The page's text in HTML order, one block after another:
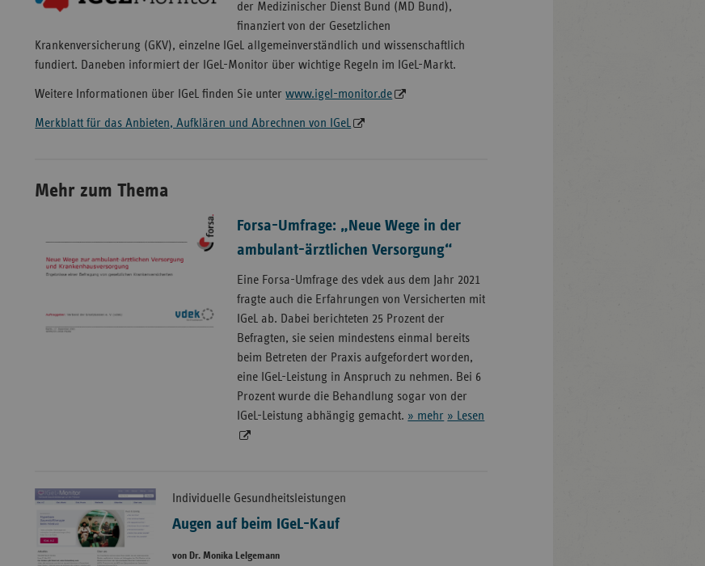
der Medizinischer Dienst Bund (MD Bund),
finanziert von der Gesetzlichen
Krankenversicherung (GKV), einzelne IGeL allgemeinverständlich und wissenschaftlich
fundiert. Daneben informiert der IGeL-Monitor über wichtige Regeln im IGeL-Markt.
Weitere Informationen über IGeL finden Sie unterwww.igel-monitor.de
Merkblatt für das Anbieten, Aufklären und Abrechnen von IGeL
Mehr zum Thema
Forsa-Umfrage: „Neue Wege in der
ambulant-ärztlichen Versorgung“
Eine Forsa-Umfrage des vdek aus dem Jahr 2021
fragte auch die Erfahrungen von Versicherten mit
IGeL ab. Dabei berichteten 25 Prozent der
Befragten, sie seien mindestens einmal bereits
beim Betreten der Praxis aufgefordert worden,
eine IGeL-Leistung in Anspruch zu nehmen. Bei 6
Prozent wurde die Behandlung sogar von der
IGeL-Leistung abhängig gemacht. » mehr » Lesen
Individuelle Gesundheitsleistungen
Augen auf beim IGeL-Kauf
von Dr. Monika Lelgemann